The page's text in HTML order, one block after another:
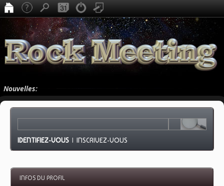
Nouvelles:
IDENTIFIEZ-VOUS |INSCRIVEZ-VOUS
INFOS DU PROFIL